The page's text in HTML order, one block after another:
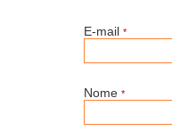
E-mail *
Nome *